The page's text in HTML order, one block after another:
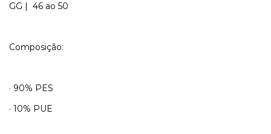
GG | 46 ao 50
Composição:
· 90% PES
· 10% PUE